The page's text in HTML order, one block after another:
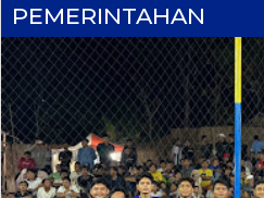
PEMERINTAHAN